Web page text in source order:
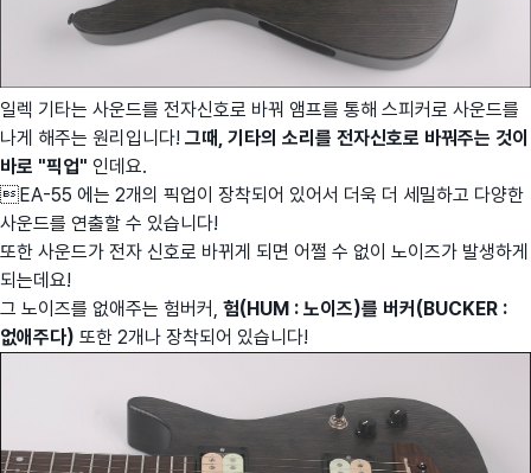
일렉 기타는 사운드를 전자신호로 바꿔 앰프를 통해 스피커로 사운드를
나게 해주는 원리입니다! 그때, 기타의 소리를 전자신호로 바꿔주는 것이
바로 "픽업" 인데요.
EA-55 에는 2개의 픽업이 장착되어 있어서 더욱 더 세밀하고 다양한
사운드를 연출할 수 있습니다!
또한 사운드가 전자 신호로 바뀌게 되면 어쩔 수 없이 노이즈가 발생하게
되는데요!
그 노이즈를 없애주는 험버커, 험(HUM : 노이즈)를 버커(BUCKER :
없애주다) 또한 2개나 장착되어 있습니다!